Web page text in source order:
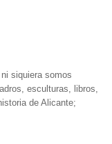
siquiera somos
esculturas, libros,
de Alicante;